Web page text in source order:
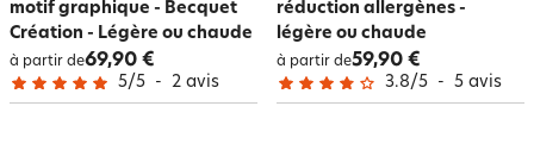
motif graphique - Becquet
Création - Légère ou chaude
à partir de69,90 €
5/5 - 2 avis
réduction allergènes -
légère ou chaude
à partir de59,90 €
3.8/5 - 5 avis